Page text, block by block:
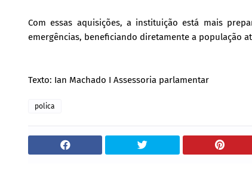
Com essas aquisições, a instituição está mais
emergências, beneficiando diretamente a população
Texto: Ian Machado I Assessoria parlamentar
polica